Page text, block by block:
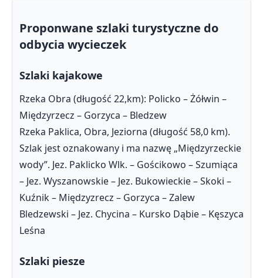
Proponwane szlaki turystyczne do
odbycia wycieczek
Szlaki kajakowe
Rzeka Obra (długość 22,km): Policko – Żółwin –
Międzyrzecz – Gorzyca – Bledzew
Rzeka Paklica, Obra, Jeziorna (długość 58,0 km).
Szlak jest oznakowany i ma nazwę „Międzyrzeckie
wody”. Jez. Paklicko Wlk. – Gościkowo – Szumiąca
– Jez. Wyszanowskie – Jez. Bukowieckie – Skoki –
Kuźnik – Międzyzrecz – Gorzyca – Zalew
Bledzewski – Jez. Chycina – Kursko Dąbie – Kęszyca
Leśna
Szlaki piesze